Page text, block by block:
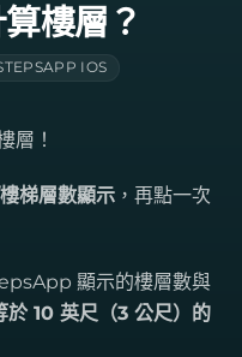
樓層？
IOS
層！
梯層數顯示 ，再點一次
顯示的樓層數與
於 10 英尺（3 公尺）的